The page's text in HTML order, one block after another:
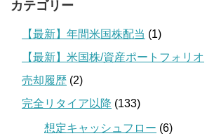
カテゴリー
【最新】年間米国株配当 (1)
【最新】米国株/資産ポートフォリオ
売却履歴 (2)
完全リタイア以降 (133)
想定キャッシュフロー (6)